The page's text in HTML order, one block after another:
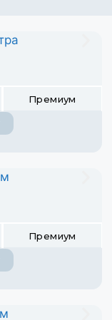
Премиум
Премиум